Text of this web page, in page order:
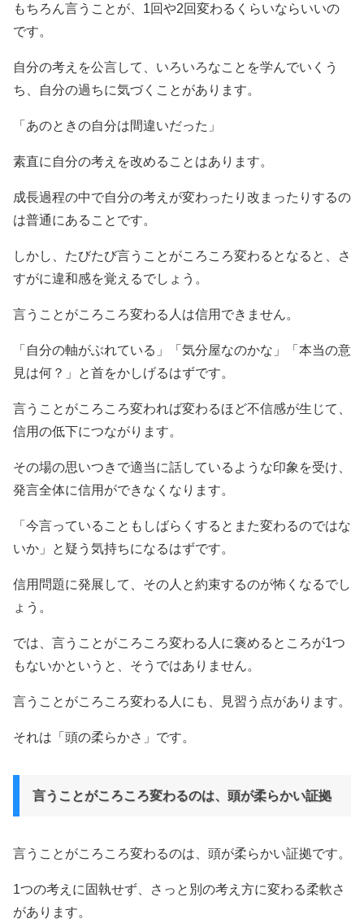
もちろん言うことが、1回や2回変わるくらいならいいの
です。
自分の考えを公言して、いろいろなことを学んでいくう
ち、自分の過ちに気づくことがあります。
「あのときの自分は間違いだった」
素直に自分の考えを改めることはあります。
成長過程の中で自分の考えが変わったり改まったりするの
は普通にあることです。
しかし、たびたび言うことがころころ変わるとなると、さ
すがに違和感を覚えるでしょう。
言うことがころころ変わる人は信用できません。
「自分の軸がぶれている」「気分屋なのかな」「本当の意
見は何？」と首をかしげるはずです。
言うことがころころ変われば変わるほど不信感が生じて、
信用の低下につながります。
その場の思いつきで適当に話しているような印象を受け、
発言全体に信用ができなくなります。
「今言っていることもしばらくするとまた変わるのではな
いか」と疑う気持ちになるはずです。
信用問題に発展して、その人と約束するのが怖くなるでし
ょう。
では、言うことがころころ変わる人に褒めるところが1つ
もないかというと、そうではありません。
言うことがころころ変わる人にも、見習う点があります。
それは「頭の柔らかさ」です。
言うことがころころ変わるのは、頭が柔らかい証拠
言うことがころころ変わるのは、頭が柔らかい証拠です。
1つの考えに固執せず、さっと別の考え方に変わる柔軟さ
があります。